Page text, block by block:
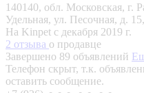
140140, обл. Московская, г.
Удельная, ул. Песочная, д.
На Kinpet c декабря 2019 г.
2 отзыва о продавце
Завершено 89 объявлений
Телефон скрыт, т.к.
оставить сообщение.